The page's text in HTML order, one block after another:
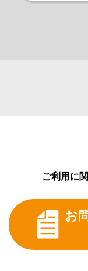
ご利用に
お